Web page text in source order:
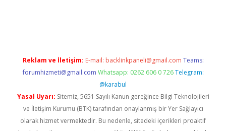
Reklam ve İletişim: E-mail: backlinkpaneli@gmail.com Teams:
forumhizmeti@gmail.com Whatsapp: 0262 606 0 726 Telegram:
@karabul
Yasal Uyarı: Sitemiz, 5651 Sayılı Kanun gereğince Bilgi Teknolojileri
ve İletişim Kurumu (BTK) tarafından onaylanmış bir Yer Sağlayıcı
olarak hizmet vermektedir. Bu nedenle, sitedeki içerikleri proaktif